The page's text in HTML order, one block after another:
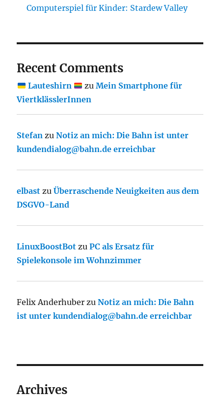
Computerspiel für Kinder: Stardew Valley
Recent Comments
Lauteshirn zu Mein Smartphone für
ViertklässlerInnen
Stefan zuNotiz an mich: Die Bahn ist unter
kundendialog@bahn.de erreichbar
elbast zuÜberraschende Neuigkeiten aus dem
DSGVO-Land
LinuxBoostBot zuPC als Ersatz für
Spielekonsole im Wohnzimmer
Felix Anderhuber zuNotiz an mich: Die Bahn
ist unter kundendialog@bahn.de erreichbar
Archives